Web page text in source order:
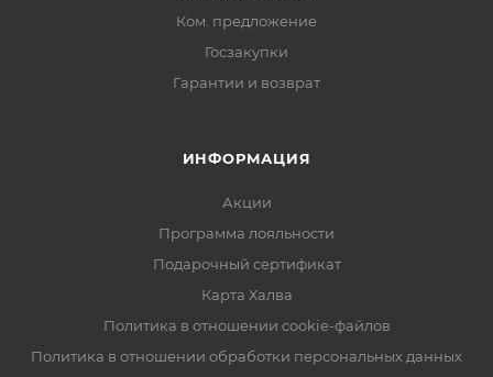
Ком. предложение
Госзакупки
Гарантии и возврат
ИНФОРМАЦИЯ
Акции
Программа лояльности
Подарочный сертификат
Карта Халва
Политика в отношении cookie-файлов
Политика в отношении обработки персональных данных